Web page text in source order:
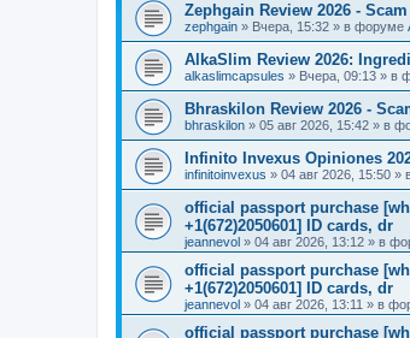
Zephgain Review 2026 -
zephgain » Вчера, 15:32 » в форуме
AlkaSlim Review 2026:
alkaslimcapsules » Вчера, 09:13 » в
Bhraskilon Review 2026 -
bhraskilon » 05 авг 2026, 15:42 » в
Infinito Invexus Opiniones
infinitoinvexus » 04 авг 2026, 15:50 »
official passport purchase
+1(672)2050601] ID cards, dr
jeannevol » 04 авг 2026, 13:12 » в
official passport purchase
+1(672)2050601] ID cards, dr
jeannevol » 04 авг 2026, 13:11 » в
official passport purchase